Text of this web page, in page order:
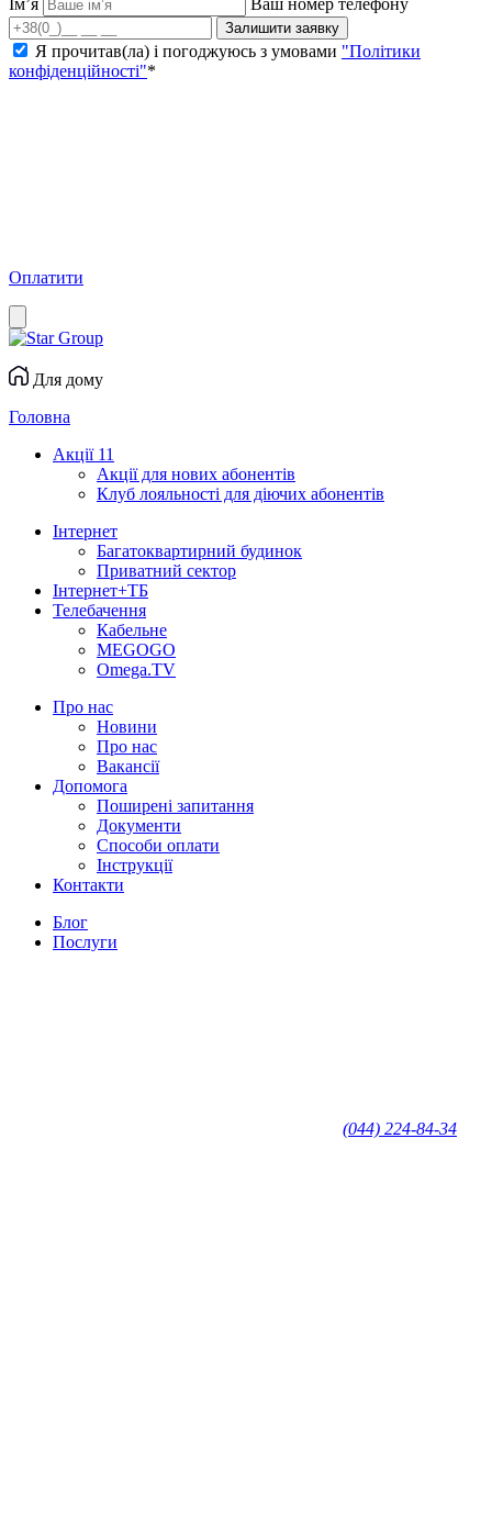
Ім’я Ваш номер телефону
Залишити заявку
Я прочитав(ла) і погоджуюсь з умовами "Політики
конфіденційності"*
Оплатити
Для дому
Головна
Акції 11
Акції для нових абонентів
Клуб лояльності для діючих абонентів
Інтернет
Багатоквартирний будинок
Приватний сектор
Інтернет+ТБ
Телебачення
Кабельне
MEGOGO
Omega.TV
Про нас
Новини
Про нас
Вакансії
Допомога
Поширені запитання
Документи
Способи оплати
Інструкції
Контакти
Блог
Послуги
(044) 224-84-34